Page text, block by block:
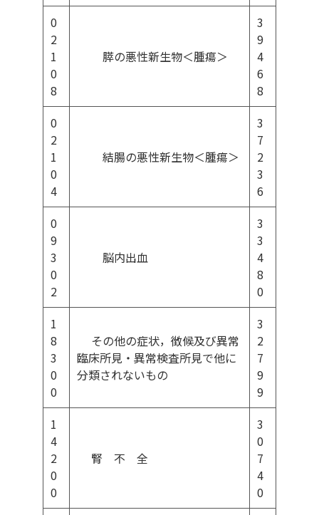
0
2
1
0
8
膵の悪性新生物＜腫瘍＞
3
9
4
6
8
0
2
1
0
4
結腸の悪性新生物＜腫瘍＞
3
7
2
3
6
0
9
3
0
2
脳内出血
3
3
4
8
0
1
8
3
0
0
その他の症状，徴候及び異常
臨床所見・異常検査所見で他に
分類されないもの
3
2
7
9
9
1
4
2
0
0
腎 不 全
3
0
7
4
0